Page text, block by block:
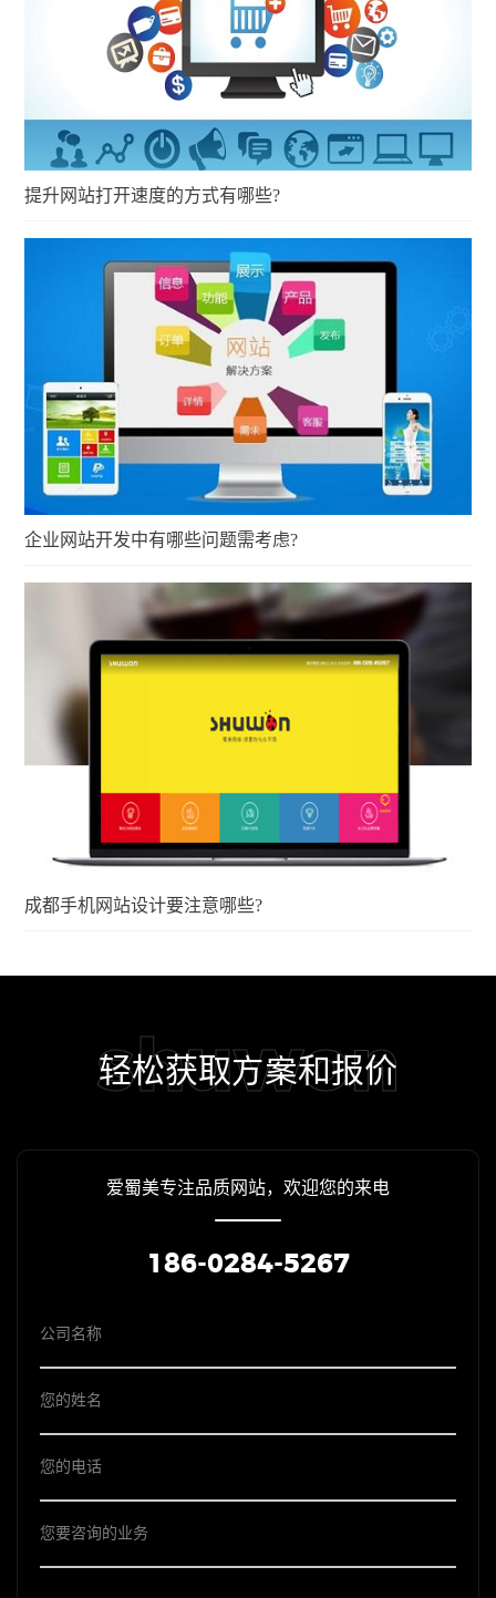
提升网站打开速度的方式有哪些?
企业网站开发中有哪些问题需考虑?
成都手机网站设计要注意哪些?
shuwon
轻松获取方案和报价
爱蜀美专注品质网站，欢迎您的来电
186-0284-5267